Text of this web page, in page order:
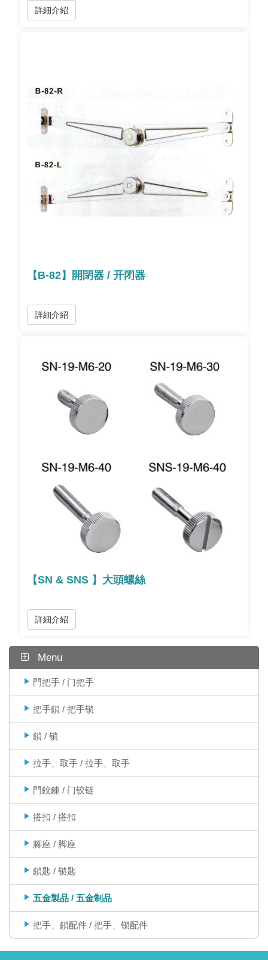
詳細介紹
【B-82】開閉器 / 开闭器
詳細介紹
【SN & SNS 】大頭螺絲
詳細介紹
Menu
門把手 / 门把手
把手鎖 / 把手锁
鎖 / 锁
拉手、取手 / 拉手、取手
門鉸鍊 / 门铰链
搭扣 / 搭扣
腳座 / 脚座
鎖匙 / 锁匙
五金製品 / 五金制品
把手、鎖配件 / 把手、锁配件